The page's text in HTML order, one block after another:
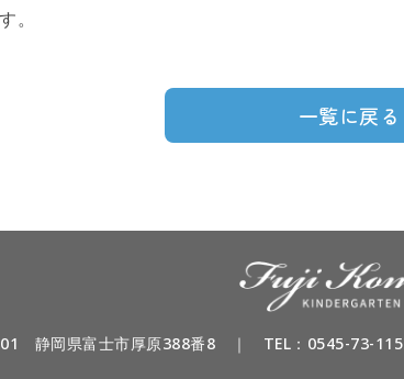
。
一覧に戻る
静岡県富士市厚原388番8 ｜ TEL： 0545-73-